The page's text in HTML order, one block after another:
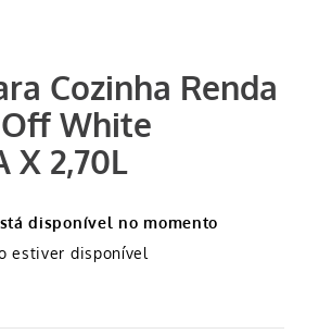
Cozinha Renda
White
X 2,70L
disponível no momento
estiver disponível